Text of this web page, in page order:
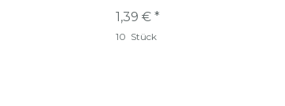
1,39 € *
10 Stück